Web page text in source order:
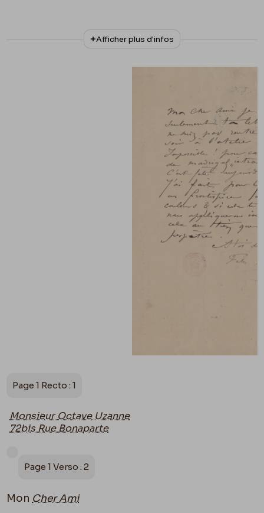
N° d'inventaire
III/215/5/23
Collationnage
Autographe
Cachet d'envoi
Belgique, Bruxelles, Bibliothèque royale de
Belgique, Cabinet des Manuscrits
Afficher plus d'infos
Page 1 Recto : 1
Monsieur Octave Uzanne
72bis Rue Bonaparte
Page 1 Verso : 2
Mon Cher Ami